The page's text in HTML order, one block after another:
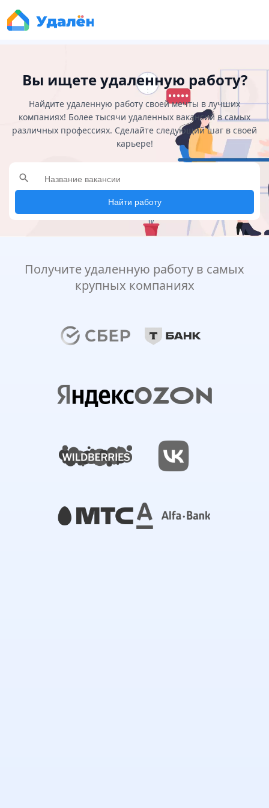
Вы ищете удаленную работу?
Найдите удаленную работу своей мечты в лучших
компаниях! Более тысячи удаленных вакансий в самых
различных профессиях. Сделайте следующий шаг в своей
карьере!
search
Найти работу
Получите удаленную работу в самых
крупных компаниях